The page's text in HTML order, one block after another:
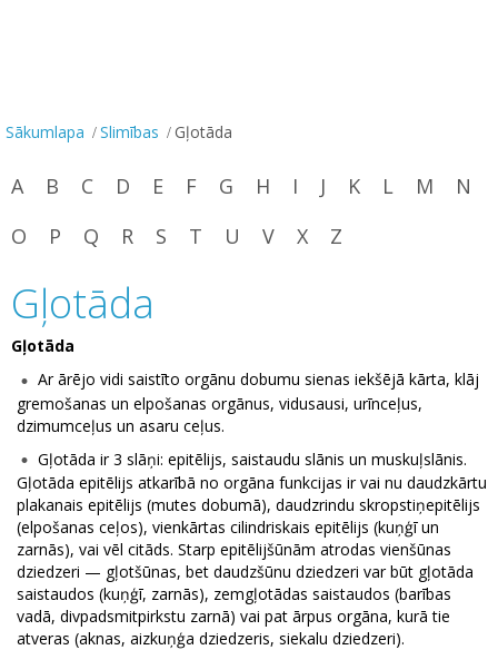
Sākumlapa Slimības Gļotāda
A B C D E F G H I J K L M
N
O
P Q R S T U V X Z
Gļotāda
Gļotāda
Ar ārējo vidi saistīto orgānu dobumu sienas iekšējā kārta, klāj
gremošanas un elpošanas orgānus, vidusausi, urīnceļus,
dzimumceļus un asaru ceļus.
Gļotāda ir 3 slāņi: epitēlijs, saistaudu slānis un muskuļslānis.
Gļotāda epitēlijs atkarībā no orgāna funkcijas ir vai nu daudzkārtu
plakanais epitēlijs (mutes dobumā), daudzrindu skropstiņepitēlijs
(elpošanas ceļos), vienkārtas cilindriskais epitēlijs (kuņģī un
zarnās), vai vēl citāds. Starp epitēlijšūnām atrodas vienšūnas
dziedzeri — gļotšūnas, bet daudzšūnu dziedzeri var būt gļotāda
saistaudos (kuņģī, zarnās), zemgļotādas saistaudos (barības
vadā, divpadsmitpirkstu zarnā) vai pat ārpus orgāna, kurā tie
atveras (aknas, aizkuņģa dziedzeris, siekalu dziedzeri).